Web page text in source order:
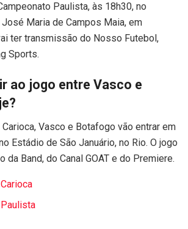
Paulista, às 18h30, no
Maria de Campos Maia, em
ter transmissão do Nosso Futebol,
Sports.
ao jogo entre Vasco e
Vasco e Botafogo vão entrar em
Estádio de São Januário, no Rio. O jogo
da Band, do Canal GOAT e do Premiere.